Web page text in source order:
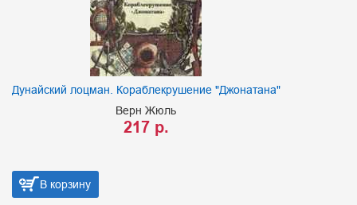
Дунайский лоцман. Кораблекрушение "Джонатана"
Верн Жюль
217 р.
В корзину